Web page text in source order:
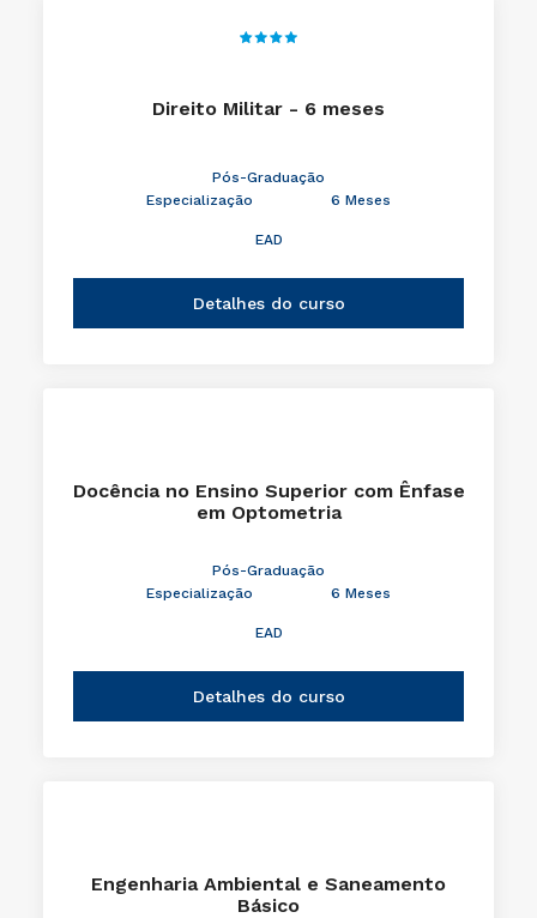
Direito Militar - 6 meses
Pós-Graduação
Especialização
6 Meses
EAD
Detalhes do curso
Docência no Ensino Superior com Ênfase
em Optometria
Pós-Graduação
Especialização
6 Meses
EAD
Detalhes do curso
Engenharia Ambiental e Saneamento
Básico